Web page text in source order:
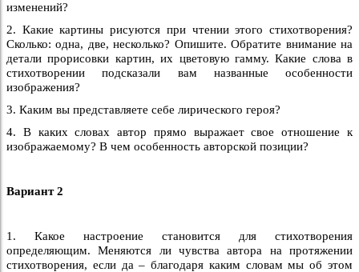
изменений?
2. Какие картины рисуются при чтении этого стихотворения?
Сколько: одна, две, несколько? Опишите. Обратите внимание на
детали прорисовки картин, их цветовую гамму. Какие слова в
стихотворении подсказали вам названные особенности
изображения?
3. Каким вы представляете себе лирического героя?
4. В каких словах автор прямо выражает свое отношение к
изображаемому? В чем особенность авторской позиции?
Вариант 2
1. Какое настроение становится для стихотворения
определяющим. Меняются ли чувства автора на протяжении
стихотворения, если да – благодаря каким словам мы об этом